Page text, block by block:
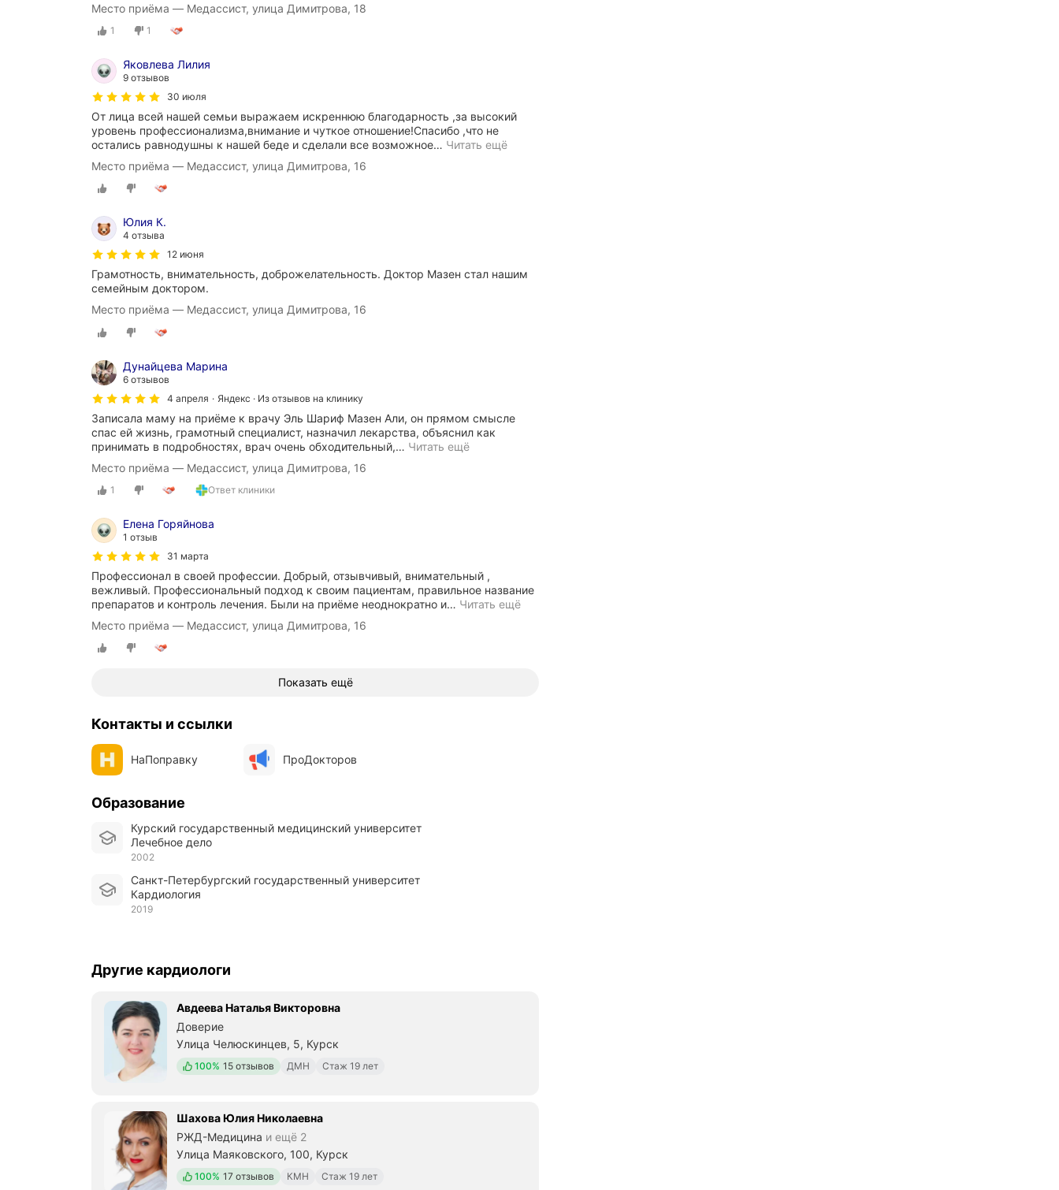
Место приёма — Медассист, улица Димитрова, 18
1 1
Яковлева Лилия
9 отзывов
30 июля
От лица всей нашей семьи выражаем искреннюю благодарность ,за высокий
уровень профессионализма,внимание и чуткое отношение!Спасибо ,что не
остались равнодушны к нашей беде и сделали все возможное… Читать ещё
Место приёма — Медассист, улица Димитрова, 16
Юлия К.
4 отзыва
12 июня
Грамотность, внимательность, доброжелательность. Доктор Мазен стал нашим
семейным доктором.
Место приёма — Медассист, улица Димитрова, 16
Дунайцева Марина
6 отзывов
4 апреля
Яндекс · Из отзывов на клинику
Записала маму на приёме к врачу Эль Шариф Мазен Али, он прямом смысле
спас ей жизнь, грамотный специалист, назначил лекарства, объяснил как
принимать в подробностях, врач очень обходительный,… Читать ещё
Место приёма — Медассист, улица Димитрова, 16
1 Ответ клиники
Елена Горяйнова
1 отзыв
31 марта
Профессионал в своей профессии. Добрый, отзывчивый, внимательный ,
вежливый. Профессиональный подход к своим пациентам, правильное название
препаратов и контроль лечения. Были на приёме неоднократно и… Читать ещё
Место приёма — Медассист, улица Димитрова, 16
Показать ещё
Контакты и ссылки
НаПоправку ПроДокторов
Образование
Курский государственный медицинский университет
Лечебное дело
2002
Санкт-Петербургский государственный университет
Кардиология
2019
Другие кардиологи
Авдеева Наталья Викторовна
Доверие
Улица Челюскинцев, 5, Курск
Положительных отзывов
100% 15 отзывов ДМН Стаж 19 лет
Шахова Юлия Николаевна
РЖД-Медицина и ещё 2
Улица Маяковского, 100, Курск
Положительных отзывов
100% 17 отзывов КМН Стаж 19 лет